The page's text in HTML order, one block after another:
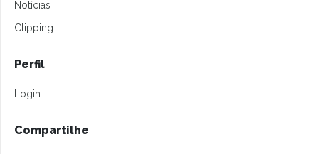
Notícias
Clipping
Perfil
Login
Compartilhe